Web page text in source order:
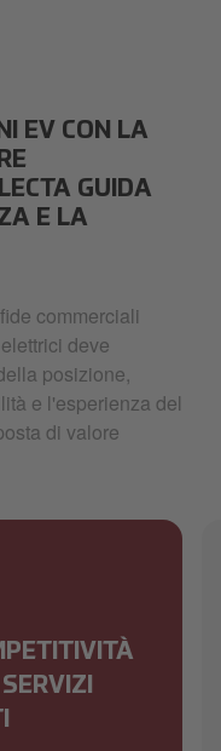
EV CON LA
GUIDA
E LA
commerciali
deve
posizione,
e l'esperienza del
di valore